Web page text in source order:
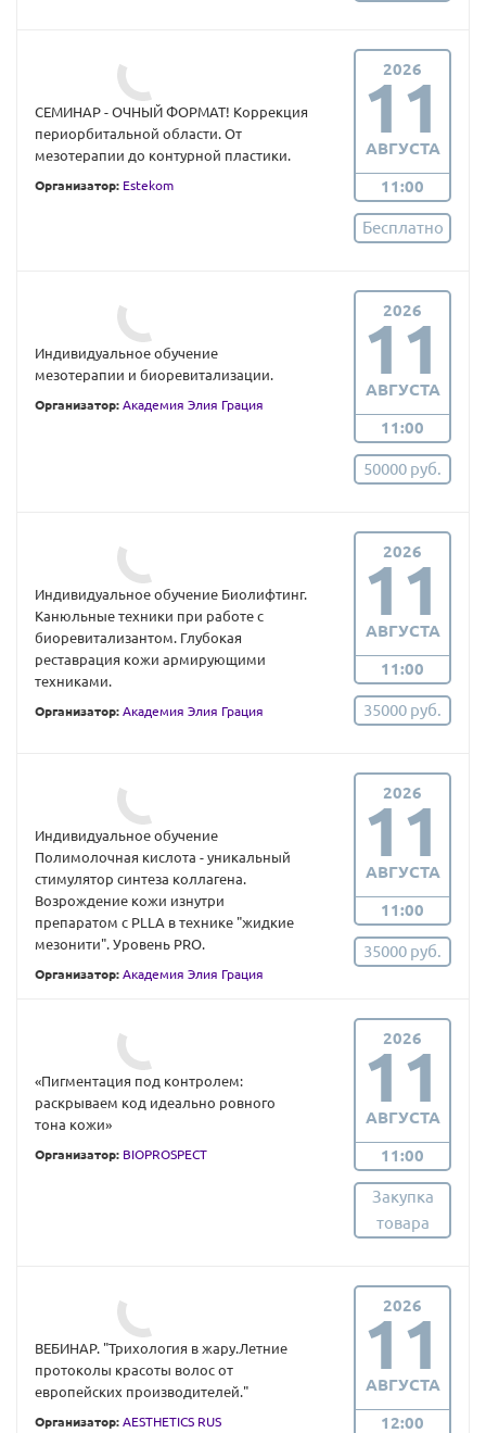
СЕМИНАР - ОЧНЫЙ ФОРМАТ! Коррекция
периорбитальной области. От
мезотерапии до контурной пластики.
Организатор: Estekom
2026
11
АВГУСТА
11:00
Бесплатно
Индивидуальное обучение
мезотерапии и биоревитализации.
Организатор: Академия Элия Грация
2026
11
АВГУСТА
11:00
50000 руб.
Индивидуальное обучение Биолифтинг.
Канюльные техники при работе с
биоревитализантом. Глубокая
реставрация кожи армирующими
техниками.
Организатор: Академия Элия Грация
2026
11
АВГУСТА
11:00
35000 руб.
Индивидуальное обучение
Полимолочная кислота - уникальный
стимулятор синтеза коллагена.
Возрождение кожи изнутри
препаратом с PLLA в технике "жидкие
мезонити". Уровень PRO.
Организатор: Академия Элия Грация
2026
11
АВГУСТА
11:00
35000 руб.
«Пигментация под контролем:
раскрываем код идеально ровного
тона кожи»
Организатор: BIOPROSPECT
2026
11
АВГУСТА
11:00
Закупка
товара
ВЕБИНАР. "Трихология в жару.Летние
протоколы красоты волос от
европейских производителей."
Организатор: AESTHETICS RUS
2026
11
АВГУСТА
12:00